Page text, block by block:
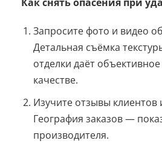
Запросите фото и видео
Детальная съёмка
отделки даёт
качестве.
Изучите отзывы клиентов
География заказов —
производителя.